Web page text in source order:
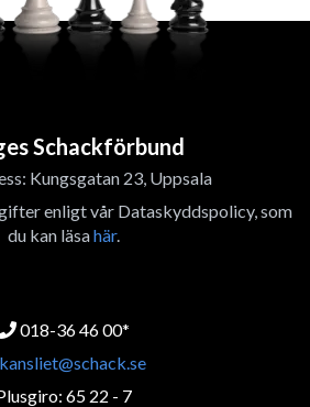
Schackförbund
Kungsgatan 23, Uppsala
enligt vår Dataskyddspolicy, som
du kan läsahär.
018-36 46 00*
kansliet@schack.se
65 22 - 7